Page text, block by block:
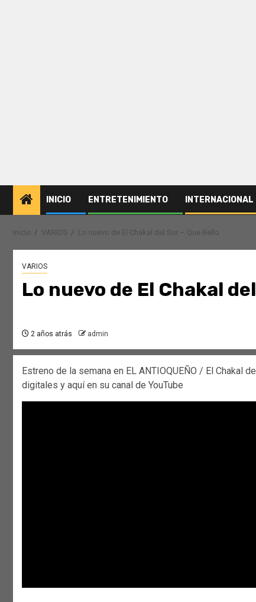
INICIO ENTRETENIMIENTO INTERNACIONAL
Inicio VARIOS Lo nuevo de El Chakal del Sur – Que Bello
VARIOS
Lo nuevo de El Chakal
2 años atrás admin
Estreno de la semana en EL ANTIOQUEÑO / El Chakal
digitales y aquí en su canal de YouTube